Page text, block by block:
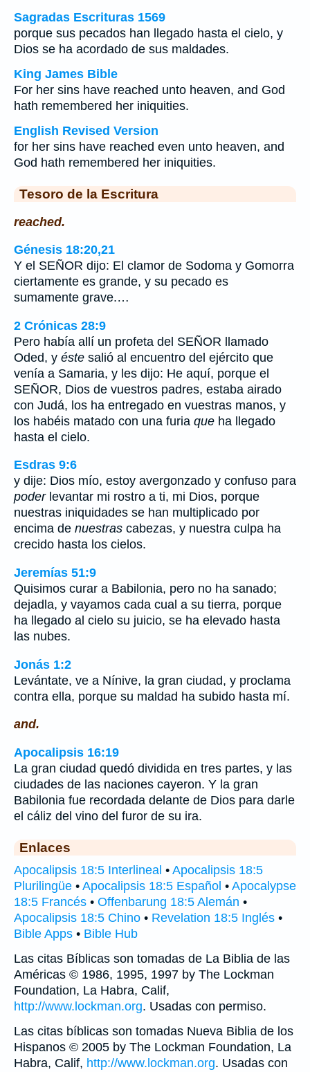
Sagradas Escrituras 1569
porque sus pecados han llegado hasta el cielo, y
Dios se ha acordado de sus maldades.
King James Bible
For her sins have reached unto heaven, and God
hath remembered her iniquities.
English Revised Version
for her sins have reached even unto heaven, and
God hath remembered her iniquities.
Tesoro de la Escritura
reached.
Génesis 18:20,21
Y el SEÑOR dijo: El clamor de Sodoma y Gomorra
ciertamente es grande, y su pecado es
sumamente grave.…
2 Crónicas 28:9
Pero había allí un profeta del SEÑOR llamado
Oded, y éste salió al encuentro del ejército que
venía a Samaria, y les dijo: He aquí, porque el
SEÑOR, Dios de vuestros padres, estaba airado
con Judá, los ha entregado en vuestras manos, y
los habéis matado con una furia que ha llegado
hasta el cielo.
Esdras 9:6
y dije: Dios mío, estoy avergonzado y confuso para
poderlevantar mi rostro a ti, mi Dios, porque
nuestras iniquidades se han multiplicado por
encima de nuestras cabezas, y nuestra culpa ha
crecido hasta los cielos.
Jeremías 51:9
Quisimos curar a Babilonia, pero no ha sanado;
dejadla, y vayamos cada cual a su tierra, porque
ha llegado al cielo su juicio, se ha elevado hasta
las nubes.
Jonás 1:2
Levántate, ve a Nínive, la gran ciudad, y proclama
contra ella, porque su maldad ha subido hasta mí.
and.
Apocalipsis 16:19
La gran ciudad quedó dividida en tres partes, y las
ciudades de las naciones cayeron. Y la gran
Babilonia fue recordada delante de Dios para darle
el cáliz del vino del furor de su ira.
Enlaces
Apocalipsis 18:5 Interlineal • Apocalipsis 18:5
Plurilingüe • Apocalipsis 18:5 Español • Apocalypse
18:5 Francés • Offenbarung 18:5 Alemán •
Apocalipsis 18:5 Chino • Revelation 18:5 Inglés •
Bible Apps • Bible Hub
Las citas Bíblicas son tomadas de La Biblia de las
Américas © 1986, 1995, 1997 by The Lockman
Foundation, La Habra, Calif,
http://www.lockman.org. Usadas con permiso.
Las citas bíblicas son tomadas Nueva Biblia de los
Hispanos © 2005 by The Lockman Foundation, La
Habra, Calif, http://www.lockman.org. Usadas con